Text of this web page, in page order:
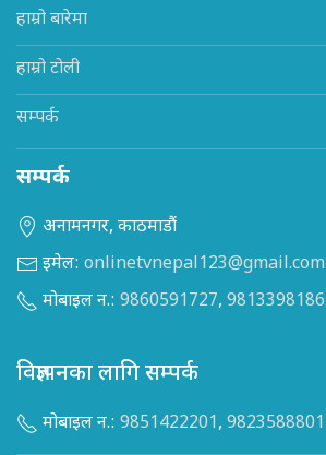
हाम्रो बारेमा
हाम्रो टोली
सम्पर्क
सम्पर्क
अनामनगर, काठमाडौं
इमेल: onlinetvnepal123@gmail.com
मोबाइल न.: 9860591727, 9813398186
विज्ञापनका लागि सम्पर्क
मोबाइल न.: 9851422201, 9823588801